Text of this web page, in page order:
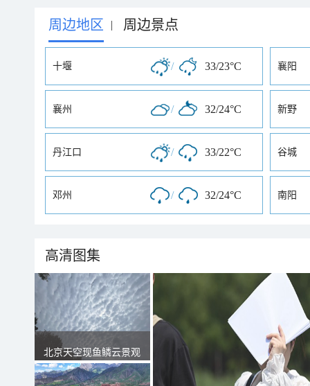
周边地区 | 周边景点
十堰 / 33/23°C 襄阳
襄州 / 32/24°C 新野
丹江口 / 33/22°C 谷城
邓州 / 32/24°C 南阳
高清图集
北京天空现鱼鳞云景观